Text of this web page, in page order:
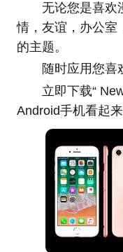
无论您是喜欢
情，友谊，办公室
的主题。
随时应用您喜
立即下载“
Android手机看起来